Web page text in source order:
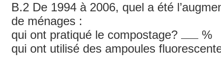
B.2 De 1994 à 2006, quel a été
de ménages :
qui ont pratiqué le compostage?
%
qui ont utilisé des ampoules